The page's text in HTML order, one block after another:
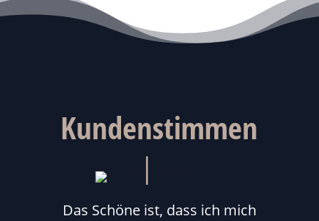
Kundenstimmen
Das Schöne ist, dass ich mich